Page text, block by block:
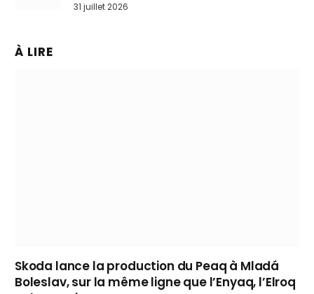
31 juillet 2026
À LIRE
Skoda lance la production du Peaq à Mladá
Boleslav, sur la même ligne que l’Enyaq, l’Elroq